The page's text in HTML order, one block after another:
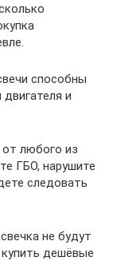
способны
и
любого из
ГБО, нарушите
следовать
не будут
дешёвые